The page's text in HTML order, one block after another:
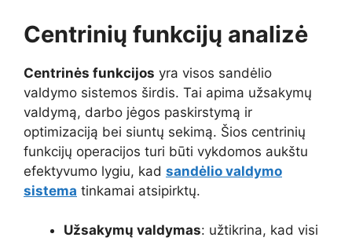
Centrinių funkcijų analizė
Centrinės funkcijos yra visos sandėlio
valdymo sistemos širdis. Tai apima užsakymų
valdymą, darbo jėgos paskirstymą ir
optimizaciją bei siuntų sekimą. Šios centrinių
funkcijų operacijos turi būti vykdomos aukštu
efektyvumo lygiu, kad sandėlio valdymo
sistema tinkamai atsipirktų.
Užsakymų valdymas: užtikrina, kad visi